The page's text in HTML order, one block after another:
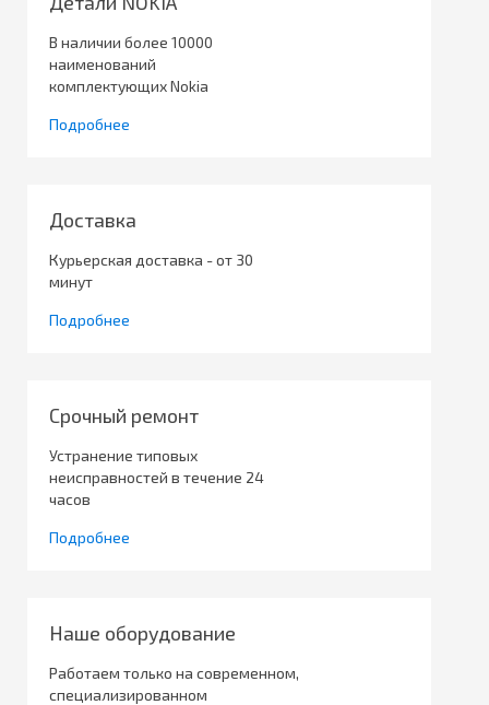
В наличии более 10000
наименований
комплектующих Nokia
Подробнее
Доставка
Курьерская доставка - от 30
минут
Подробнее
Срочный ремонт
Устранение типовых
неисправностей в течение 24
часов
Подробнее
Наше оборудование
Работаем только на современном,
специализированном